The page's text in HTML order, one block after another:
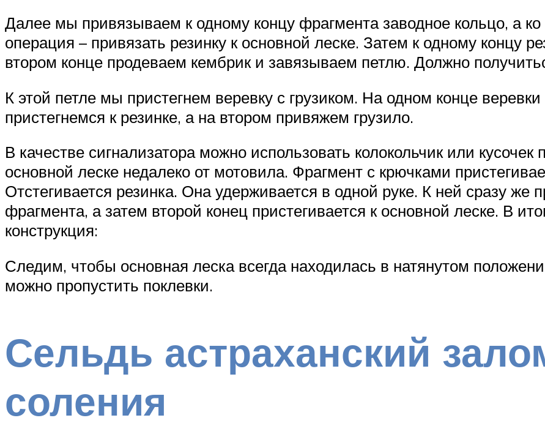
Далее мы привязываем к одному концу фрагмента заводное кольцо, а
операция – привязать резинку к основной леске. Затем к одному концу
втором конце продеваем кембрик и завязываем петлю. Должно
К этой петле мы пристегнем веревку с грузиком. На одном конце
пристегнемся к резинке, а на втором привяжем грузило.
В качестве сигнализатора можно использовать колокольчик или кусочек
основной леске недалеко от мотовила. Фрагмент с крючками
Отстегивается резинка. Она удерживается в одной руке. К ней сразу же
фрагмента, а затем второй конец пристегивается к основной леске. В
конструкция:
Следим, чтобы основная леска всегда находилась в натянутом
можно пропустить поклевки.
Сельдь астраханский
соления